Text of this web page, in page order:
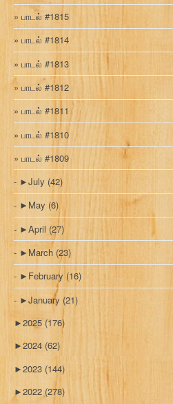
பாடல் #1815
பாடல் #1814
பாடல் #1813
பாடல் #1812
பாடல் #1811
பாடல் #1810
பாடல் #1809
►July (42)
► May (6)
►April (27)
► March (23)
► February (16)
►January (21)
►2025(176)
►2024 (62)
►2023 (144)
►2022(278)